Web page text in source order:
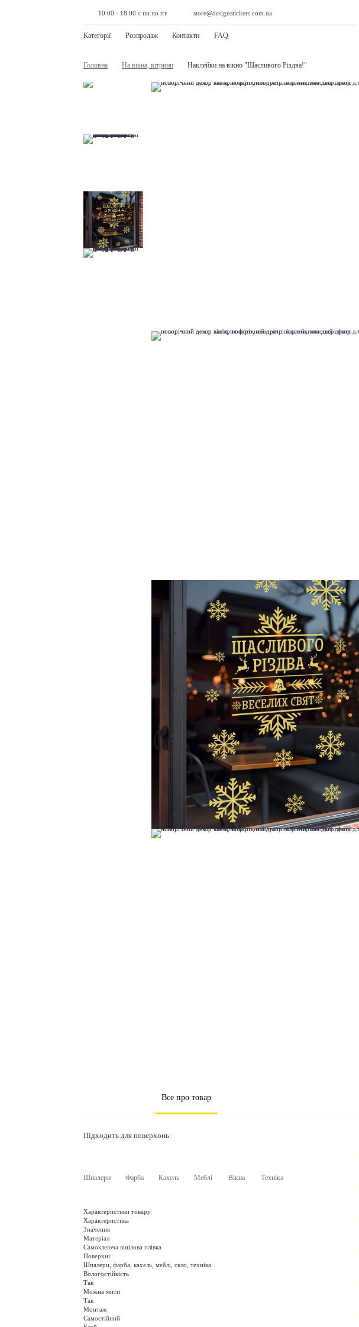
10:00 - 18:00 с пн по пт store@designstickers.com.ua
Категорії Розпродаж Контакти FAQ
Головна На вікна, вітрини Наклейки на вікно "Щасливого Різдва!"
Все про товар
Підходить для поверхонь:
Шпалери Фарба Кахель Меблі Вікна Техніка
Характеристики товару
Характеристика
Значення
Матеріал
Самоклеюча вінілова плівка
Поверхні
Шпалери, фарба, кахель, меблі, скло, техніка
Вологостійкість
Так
Можна мити
Так
Монтаж
Самостійний